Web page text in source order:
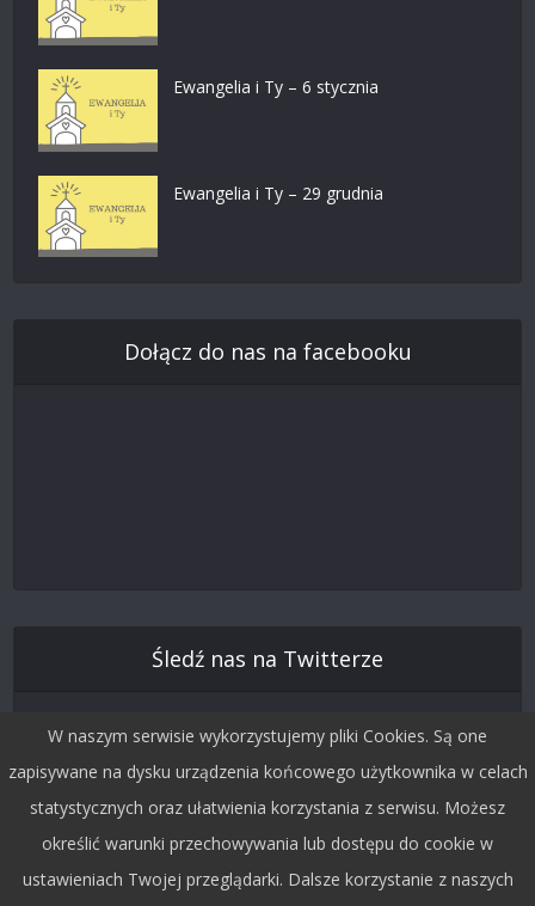
Ewangelia i Ty – 6 stycznia
Ewangelia i Ty – 29 grudnia
Dołącz do nas na facebooku
Śledź nas na Twitterze
W naszym serwisie wykorzystujemy pliki Cookies. Są one
zapisywane na dysku urządzenia końcowego użytkownika w celach
statystycznych oraz ułatwienia korzystania z serwisu. Możesz
określić warunki przechowywania lub dostępu do cookie w
ustawieniach Twojej przeglądarki. Dalsze korzystanie z naszych